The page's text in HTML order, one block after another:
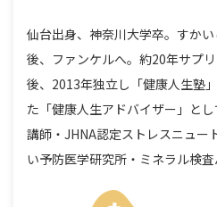
仙台出身、神奈川大学卒。すか
後、ファンケルへ。約20年サプ
後、2013年独立し「健康人生塾
た「健康人生アドバイザー」と
講師・JHNA認定ストレスニュー
い予防医学研究所・ミネラル検査